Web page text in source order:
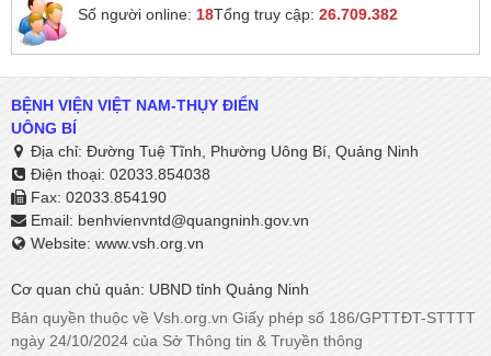
Số người online: 18Tổng truy cập: 26.709.382
BỆNH VIỆN VIỆT NAM-THỤY ĐIỂN
UÔNG BÍ
Địa chỉ: Đường Tuệ Tĩnh, Phường Uông Bí, Quảng Ninh
Điện thoại: 02033.854038
Fax: 02033.854190
Email: benhvienvntd@quangninh.gov.vn​​​​​​​
Website: www.vsh.org.vn
Cơ quan chủ quản: UBND tỉnh Quảng Ninh
Bản quyền thuộc về Vsh.org.vn Giấy phép số 186/GPTTĐT-STTTT
ngày 24/10/2024 của Sở Thông tin & Truyền thông